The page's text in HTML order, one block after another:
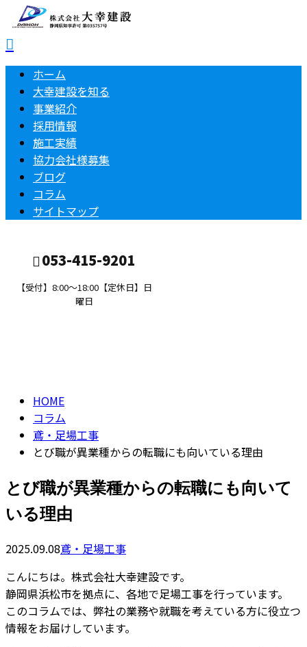
ホーム
大幸建設を知る
事業紹介
採用情報
施工実績
協力会社様募集
ブログ
コラム
サイトマップ
053-415-9201
【受付】8:00～18:00【定休日】日
曜日
HOME
コラム
鳶・足場工事
とび職が異業種からの転職にも向いている理由
とび職が異業種からの転職にも向いて
いる理由
2025.09.08鳶・足場工事
こんにちは。株式会社大幸建設です。
静岡県浜松市を拠点に、各地で足場工事を行っています。
このコラムでは、弊社の業務や就職を考えている方に役立つ
情報をお届けしています。